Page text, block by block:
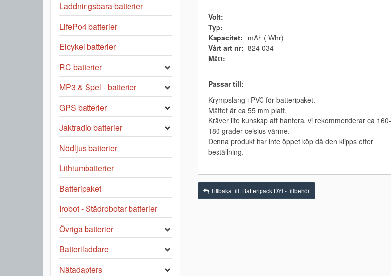
Volt:
Typ:
Kapacitet: mAh ( Whr)
Vårt art nr: 824-034
Mått:
Passar till:
Krympslang i PVC för batteripaket.
Måttet är ca 55 mm platt.
Kräver lite kunskap att hantera, vi rekommenderar ca 160-
180 grader celsius värme.
Denna produkt har inte öppet köp då den klipps efter
beställning.
Tillbaka till: Batteripack DYI - tillbehör
Laddningsbara batterier
LifePo4 batterier
Elcykel batterier
RC batterier
MP3 & Spel - batterier
GPS batterier
Jaktradio batterier
Nödljus batterier
Lithiumbatterier
Batteripaket
Irobot - Städrobotar batterier
Övriga batterier
Batteriladdare
Nätadapters